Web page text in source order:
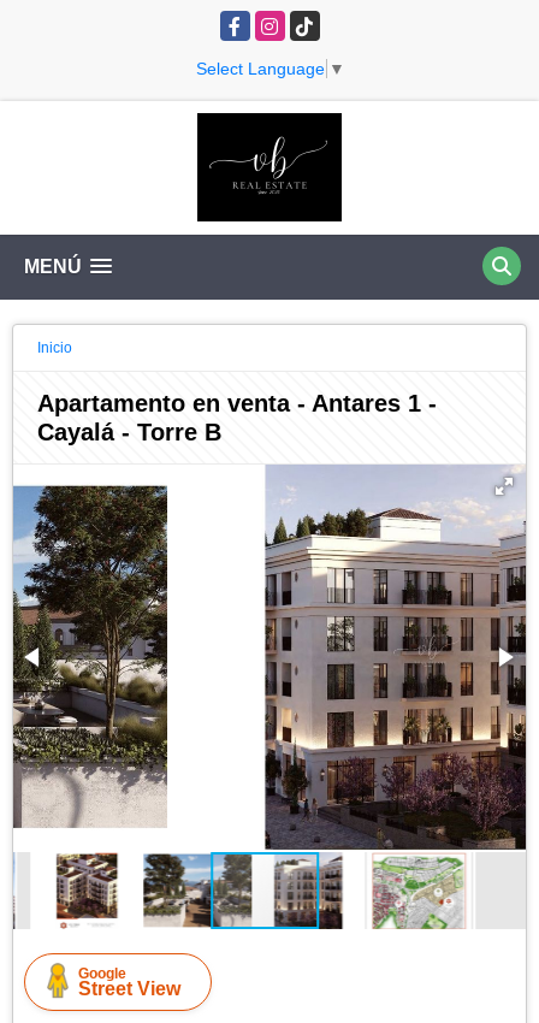
FacebookInstagram
TikTok
Select Language ▼
MENÚ
Inicio
Apartamento en venta - Antares 1 -
Cayalá - Torre B
Google
Street View